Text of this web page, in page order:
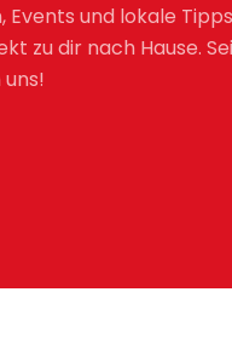
Events und lokale
zu dir nach Hause.